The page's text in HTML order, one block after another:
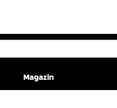
Magazin